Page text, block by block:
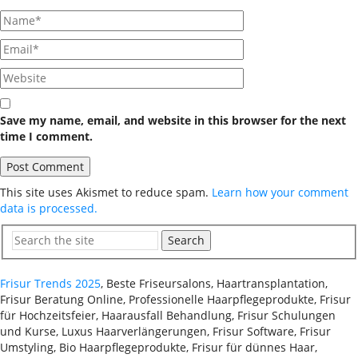
Save my name, email, and website in this browser for the next
time I comment.
This site uses Akismet to reduce spam. Learn how your comment
data is processed.
Search
Frisur Trends 2025, Beste Friseursalons, Haartransplantation,
Frisur Beratung Online, Professionelle Haarpflegeprodukte, Frisur
für Hochzeitsfeier, Haarausfall Behandlung, Frisur Schulungen
und Kurse, Luxus Haarverlängerungen, Frisur Software, Frisur
Umstyling, Bio Haarpflegeprodukte, Frisur für dünnes Haar,